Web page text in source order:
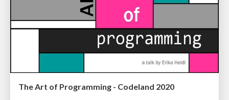
The Art of Programming - Codeland 2020